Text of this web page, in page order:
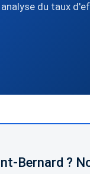
du taux
Bernard ?